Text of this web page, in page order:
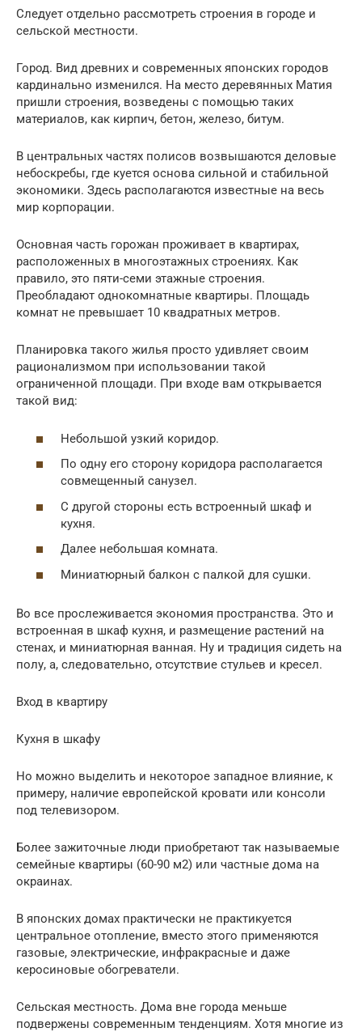
Следует отдельно рассмотреть строения в городе и
сельской местности.
Город. Вид древних и современных японских городов
кардинально изменился. На место деревянных Матия
пришли строения, возведены с помощью таких
материалов, как кирпич, бетон, железо, битум.
В центральных частях полисов возвышаются деловые
небоскребы, где куется основа сильной и стабильной
экономики. Здесь располагаются известные на весь
мир корпорации.
Основная часть горожан проживает в квартирах,
расположенных в многоэтажных строениях. Как
правило, это пяти-семи этажные строения.
Преобладают однокомнатные квартиры. Площадь
комнат не превышает 10 квадратных метров.
Планировка такого жилья просто удивляет своим
рационализмом при использовании такой
ограниченной площади. При входе вам открывается
такой вид:
Небольшой узкий коридор.
По одну его сторону коридора располагается
совмещенный санузел.
С другой стороны есть встроенный шкаф и
кухня.
Далее небольшая комната.
Миниатюрный балкон с палкой для сушки.
Во все прослеживается экономия пространства. Это и
встроенная в шкаф кухня, и размещение растений на
стенах, и миниатюрная ванная. Ну и традиция сидеть на
полу, а, следовательно, отсутствие стульев и кресел.
Вход в квартиру
Кухня в шкафу
Но можно выделить и некоторое западное влияние, к
примеру, наличие европейской кровати или консоли
под телевизором.
Более зажиточные люди приобретают так называемые
семейные квартиры (60-90 м2) или частные дома на
окраинах.
В японских домах практически не практикуется
центральное отопление, вместо этого применяются
газовые, электрические, инфракрасные и даже
керосиновые обогреватели.
Сельская местность. Дома вне города меньше
подвержены современным тенденциям. Хотя многие из